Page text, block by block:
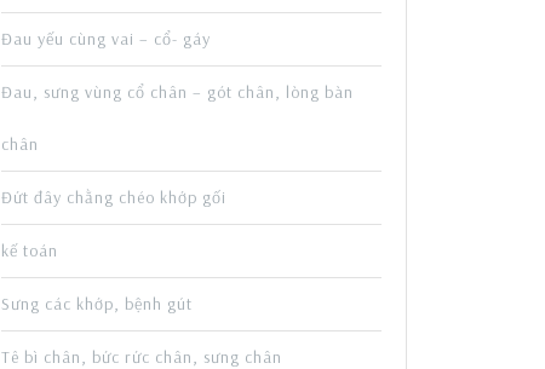
Đau yếu cùng vai – cổ- gáy
Đau, sưng vùng cổ chân – gót chân, lòng bàn
chân
Đứt đây chằng chéo khớp gối
kế toán
Sưng các khớp, bệnh gút
Tê bì chân, bức rức chân, sưng chân